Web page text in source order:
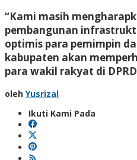
“Kami masih
pembangunan
optimis para pemimpin
kabupaten akan
para wakil rakyat di
oleh Yusrizal
Ikuti Kami Pada